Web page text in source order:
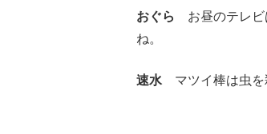
おぐら
お昼のテレビ
ね。
速水 マツイ棒は虫を